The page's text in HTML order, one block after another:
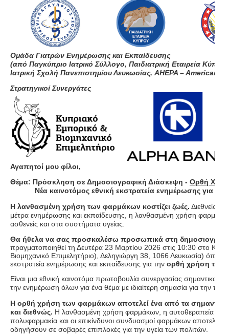
Ομάδα Γιατρών Ενημέρωσης και Εκπαίδευσης
(από Παγκύπριο Ιατρικό Σύλλογο, Παιδιατρική Εταιρεία
Ιατρική Σχολή Πανεπιστημίου Λευκωσίας, AHEPA –American
Στρατηγικοί Συνεργάτες
Αγαπητοί μου φίλοι,
Θέμα: Πρόσκληση σε Δημοσιογραφική Διάσκεψη - Ορθή
Νέα καινοτόμος εθνική εκστρατεία ενημέρωσης για την
Η λανθασμένη χρήση των φαρμάκων κοστίζει ζωές. Διεθνείς
μέτρα ενημέρωσης και εκπαίδευσης, η λανθασμένη χρήση
ασθενείς και στα συστήματα υγείας.
Θα ήθελα να σας προσκαλέσω προσωπικά στη
πραγματοποιηθεί τη Δευτέρα 23 Μαρτίου 2026 στις 10:30 στο
Βιομηχανικό Επιμελητήριο), Δεληγιώργη 38, 1066 Λευκωσία) όπου
εκστρατεία ενημέρωσης και εκπαίδευσης για την ορθή χρήση των
Είναι μια εθνική καινοτόμα πρωτοβουλία συνεργασίας
την ενημέρωση όλων για ένα θέμα με ιδιαίτερη σημασία για την
Η ορθή χρήση των φαρμάκων αποτελεί ένα από τα
και διεθνώς. Η λανθασμένη χρήση φαρμάκων, η αυτοθεραπεία
πολυφαρμακία και οι επικίνδυνοι συνδυασμοί φαρμάκων
οδηγήσουν σε σοβαρές επιπλοκές για την υγεία των πολιτών.